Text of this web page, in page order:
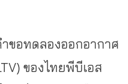
ขอทดลองออกอากาศ
ของไทยพีบีเอส